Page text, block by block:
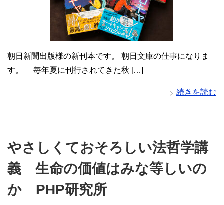
朝日新聞出版様の新刊本です。 朝日文庫の仕事になりま
す。 毎年夏に刊行されてきた秋 […]
続きを読む
やさしくておそろしい法哲学講
義 生命の価値はみな等しいの
か PHP研究所